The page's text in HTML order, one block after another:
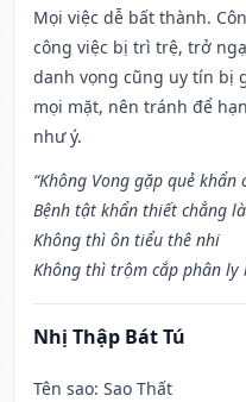
Mọi việc dễ bất thành.
công việc bị trì trệ, trở
danh vọng cũng uy tín bị
mọi mặt, nên tránh để
như ý.
“Không Vong gặp quẻ khẩn
Bệnh tật khẩn thiết chẳng
Không thì ôn tiểu thê nhi
Không thì trộm cắp phân ly
Nhị Thập Bát Tú
Tên sao: Sao Thất